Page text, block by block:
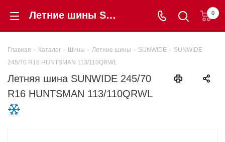
Летние шины SUNWIDE 245/70 R16 HUNTSMAN 113/110QRWL купить в интернет-магазине «Шинторг» в Калининграде 0
Главная - Каталог - Шины - Летние шины - SUNWIDE - SUNWIDE
245/70 R16 HUNTSMAN 113/110QRWL
Летняя шина SUNWIDE 245/70
R16 HUNTSMAN 113/110QRWL